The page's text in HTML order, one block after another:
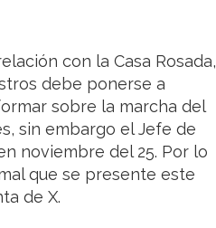
con la Casa Rosada,
debe ponerse a
sobre la marcha del
sin embargo el Jefe de
noviembre del 25. Por lo
que se presente este
de X.